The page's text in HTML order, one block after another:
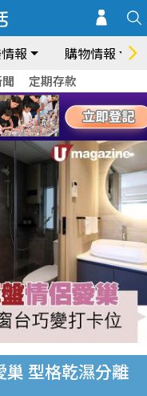
報 購物情報
定期存款
型格乾濕分離